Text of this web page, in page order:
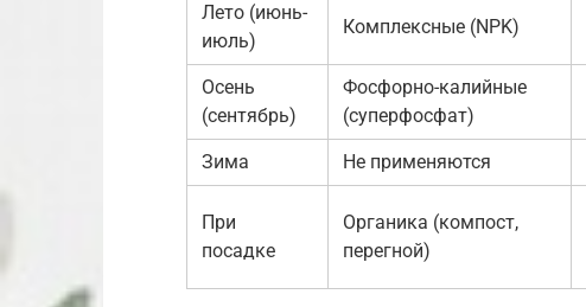
Лето (июнь-
июль)
Комплексные (NPK)
Осень
(сентябрь)
Фосфорно-калийные
(суперфосфат)
Зима Не применяются
При
посадке
Органика (компост,
перегной)